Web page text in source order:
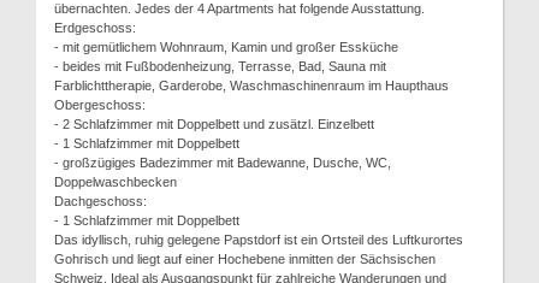
übernachten. Jedes der 4 Apartments hat folgende Ausstattung.
Erdgeschoss:
- mit gemütlichem Wohnraum, Kamin und großer Essküche
- beides mit Fußbodenheizung, Terrasse, Bad, Sauna mit
Farblichttherapie, Garderobe, Waschmaschinenraum im Haupthaus
Obergeschoss:
- 2 Schlafzimmer mit Doppelbett und zusätzl. Einzelbett
- 1 Schlafzimmer mit Doppelbett
- großzügiges Badezimmer mit Badewanne, Dusche, WC,
Doppelwaschbecken
Dachgeschoss:
- 1 Schlafzimmer mit Doppelbett
Das idyllisch, ruhig gelegene Papstdorf ist ein Ortsteil des Luftkurortes
Gohrisch und liegt auf einer Hochebene inmitten der Sächsischen
Schweiz. Ideal als Ausgangspunkt für zahlreiche Wanderungen und